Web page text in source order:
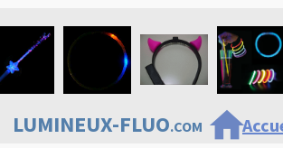
LUMINEUX-FLUO.COMhome